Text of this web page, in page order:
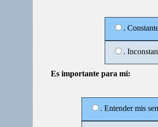
.
.
Es importante para mi:
. Entender mis